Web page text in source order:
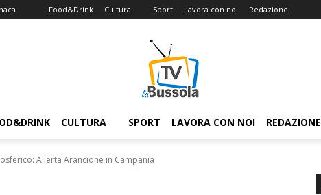
Food&Drink Cultura Sport Lavora con noi Redazione
CULTURA SPORT LAVORA CON NOI REDAZIONE
Allerta Arancione in Campania